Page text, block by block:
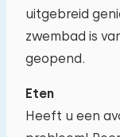
uitgebreid
zwembad is
geopend.
Eten
Heeft u een